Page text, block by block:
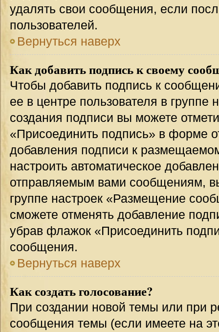
удалять свои сообщения, если
пользователей.
Вернуться наверх
Как добавить подпись к своему
Чтобы добавить подпись к
ее в центре пользователя в
создания подписи вы можете
«Присоединить подпись» в форме
добавления подписи к
настроить автоматическое
отправляемым вами сообщениям,
группе настроек «Размещение
сможете отменять добавление
убрав флажок «Присоединить
сообщения.
Вернуться наверх
Как создать голосование?
При создании новой темы или при
сообщения темы (если имеете на